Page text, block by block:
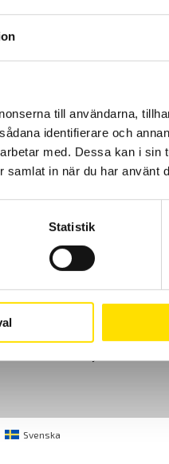
till användarna,
identifierare och
med. Dessa kan i sin
samlat in när du har använt
Statistik
50 52 68 00
Svenska